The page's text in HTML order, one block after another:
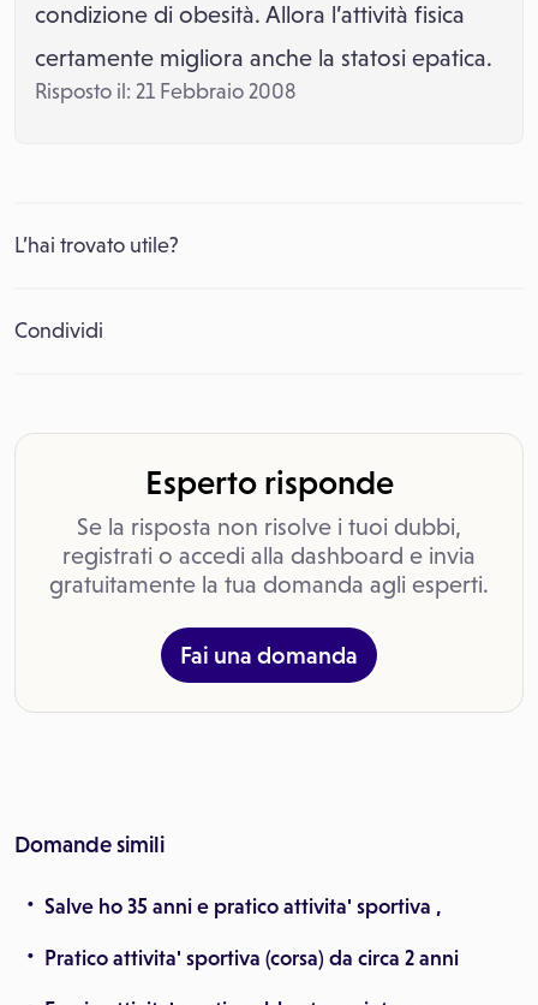
condizione di obesità. Allora l’attività fisica
certamente migliora anche la statosi epatica.
Risposto il: 21 Febbraio 2008
L’hai trovato utile?
Condividi
Esperto risponde
Se la risposta non risolve i tuoi dubbi,
registrati o accedi alla dashboard e invia
gratuitamente la tua domanda agli esperti.
Fai una domanda
Domande simili
Salve ho 35 anni e pratico attivita' sportiva ,
Pratico attivita' sportiva (corsa) da circa 2 anni